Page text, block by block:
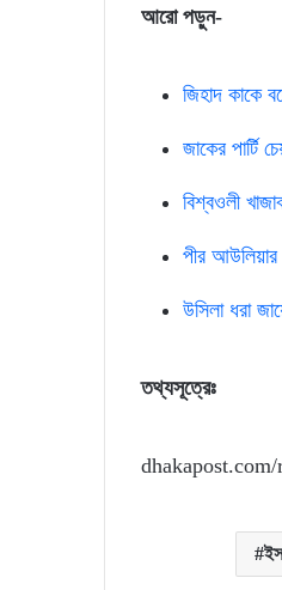
আরো পড়ুন-
জিহাদ কাকে
জাকের পার্টি
বিশ্বওলী
পীর আউলিয়ার
উসিলা ধরা
তথ্যসূত্রেঃ